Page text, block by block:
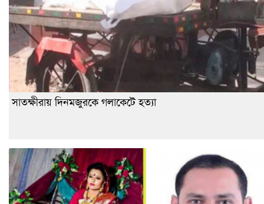
সাতক্ষীরায় দিনমজুরকে গলাকেটে হত্যা